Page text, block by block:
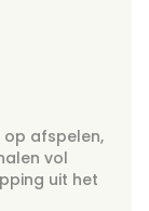
afspelen,
vol
uit het